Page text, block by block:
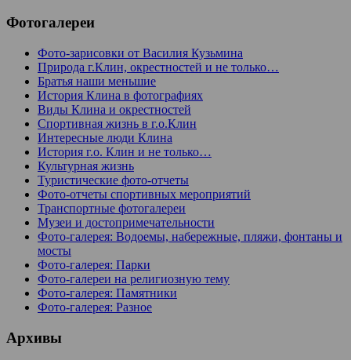
Фотогалереи
Фото-зарисовки от Василия Кузьмина
Природа г.Клин, окрестностей и не только…
Братья наши меньшие
История Клина в фотографиях
Виды Клина и окрестностей
Спортивная жизнь в г.о.Клин
Интересные люди Клина
История г.о. Клин и не только…
Культурная жизнь
Туристические фото-отчеты
Фото-отчеты спортивных мероприятий
Транспортные фотогалереи
Музеи и достопримечательности
Фото-галерея: Водоемы, набережные, пляжи, фонтаны и
мосты
Фото-галерея: Парки
Фото-галереи на религиозную тему
Фото-галерея: Памятники
Фото-галерея: Разное
Архивы